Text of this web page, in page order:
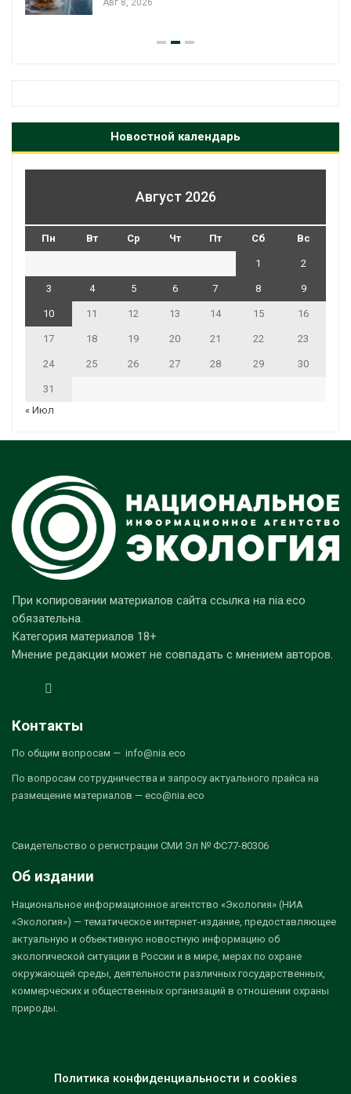
Авг 8, 2026
Новостной календарь
Август 2026
Пн Вт Ср Чт Пт Сб Вс
1 2
3 4 5 6 7 8 9
10 11 12 13 14 15 16
17 18 19 20 21 22 23
24 25 26 27 28 29 30
31
« Июл
При копировании материалов сайта ссылка на nia.eco
обязательна.
Категория материалов 18+
Мнение редакции может не совпадать с мнением авторов.
Контакты
По общим вопросам — info@nia.eco
По вопросам сотрудничества и запросу актуального прайса на
размещение материалов — eco@nia.eco
Свидетельство о регистрации СМИ Эл № ФС77-80306
Об издании
Национальное информационное агентство «Экология» (НИА
«Экология») — тематическое интернет-издание, предоставляющее
актуальную и объективную новостную информацию об
экологической ситуации в России и в мире, мерах по охране
окружающей среды, деятельности различных государственных,
коммерческих и общественных организаций в отношении охраны
природы.
Политика конфиденциальности и cookies